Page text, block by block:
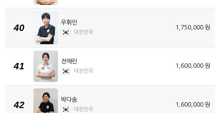
40 우휘인
대한민국
1,750,000 원
41 전애린
대한민국
1,600,000 원
42 박다솜
대한민국
1,600,000 원